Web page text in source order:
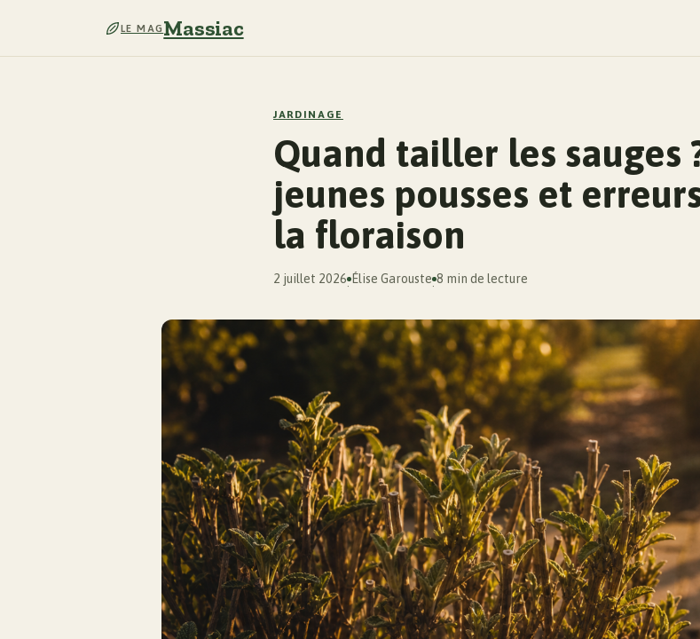
LE MAGMassiac
JARDINAGE
Quand tailler les sauges
jeunes pousses et
la floraison
2 juillet 2026
·
Élise Garouste
·
8 min de lecture